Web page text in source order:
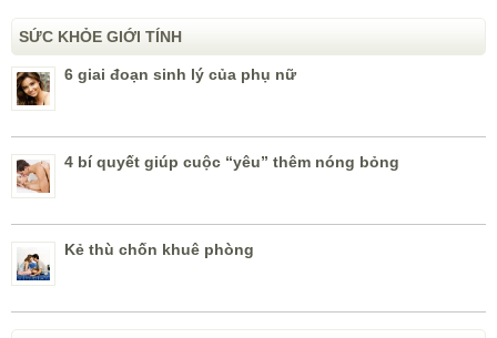
SỨC KHỎE GIỚI TÍNH
6 giai đoạn sinh lý của phụ nữ
4 bí quyết giúp cuộc “yêu” thêm nóng bỏng
Kẻ thù chốn khuê phòng